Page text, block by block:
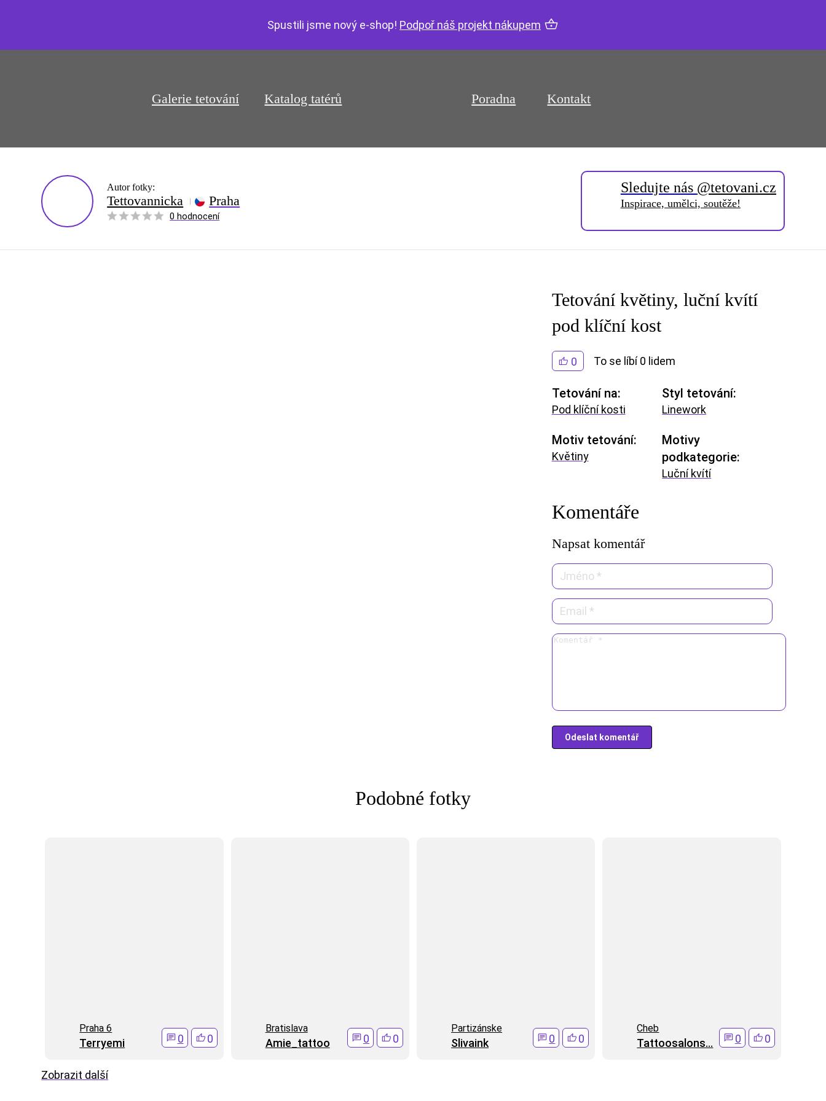
Spustili jsme nový e-shop! Podpoř náš projekt nákupem
Galerie tetování Katalog tatérů Poradna Kontakt
Autor fotky:
Tettovannicka Praha
0 hodnocení
Sledujte nás @tetovani.cz
Inspirace, umělci, soutěže!
Tetování květiny, luční kvítí
pod klíční kost
0 To se líbí 0 lidem
Tetování na:
Pod klíční kosti
Motiv tetování:
Květiny
Styl tetování:
Linework
Motivy
podkategorie:
Luční kvítí
Komentáře
Napsat komentář
Podobné fotky
Praha 6
Terryemi 0 0
Bratislava
Amie_tattoo 0 0
Partizánske
Slivaink 0 0
Cheb
Tattoosalons... 0 0
Zobrazit další